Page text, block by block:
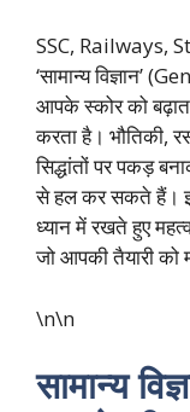
SSC, Railways,
‘सामान्य विज्ञान’
आपके स्कोर को
करता है। भौतिकी,
सिद्धांतों पर पकड़
से हल कर सकते हैं। इस
ध्यान में रखते हुए
जो आपकी तैयारी को
\n\n
सामान्य